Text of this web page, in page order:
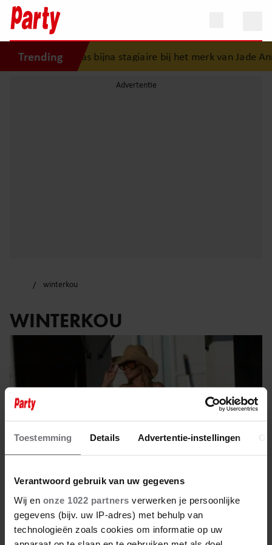
Toestemming Details Advertentie-instellingen
Verantwoord gebruik van uw gegevens
Wij en onze 1022 partners verwerken je persoonlijke
gegevens (bijv. uw IP-adres) met behulp van
technologieën zoals cookies om informatie op uw
Trending was bijna stagiaire bij het merk van Jade
winterkou
WINTERKOU
10 januari 2026